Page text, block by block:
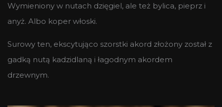
Wymieniony w nutach dzięgiel, ale też bylica, pieprz i
anyż. Albo koper włoski.
Surowy ten, ekscytująco szorstki akord złożony został z
gadką nutą kadzidlaną i łagodnym akordem
drzewnym.